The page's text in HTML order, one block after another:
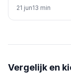
21 jun13 min
Vergelijk en